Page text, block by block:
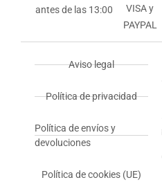
antes de las 13:00
VISA y
PAYPAL
Aviso legal
Política de privacidad
Política de envíos y
devoluciones
Política de cookies (UE)